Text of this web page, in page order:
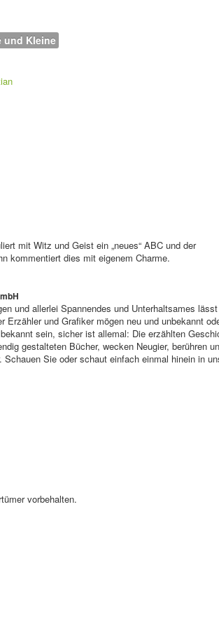
und Kleine
mit Witz und Geist ein „neues“ ABC und der
kommentiert dies mit eigenem Charme.
und allerlei Spannendes und Unterhaltsames
Erzähler und Grafiker mögen neu und unbekannt
sein, sicher ist allemal: Die erzählten
gestalteten Bücher, wecken Neugier, berühren
Sie oder schaut einfach einmal hinein in
vorbehalten.